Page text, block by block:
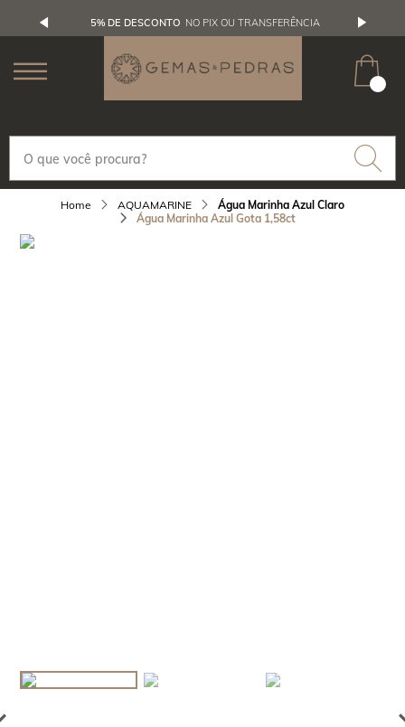
5% DE DESCONTO NO PIX OU TRANSFERÊNCIA
AQUAMARINE
Água Marinha Azul Claro
Água Marinha Azul Gota 1,58ct